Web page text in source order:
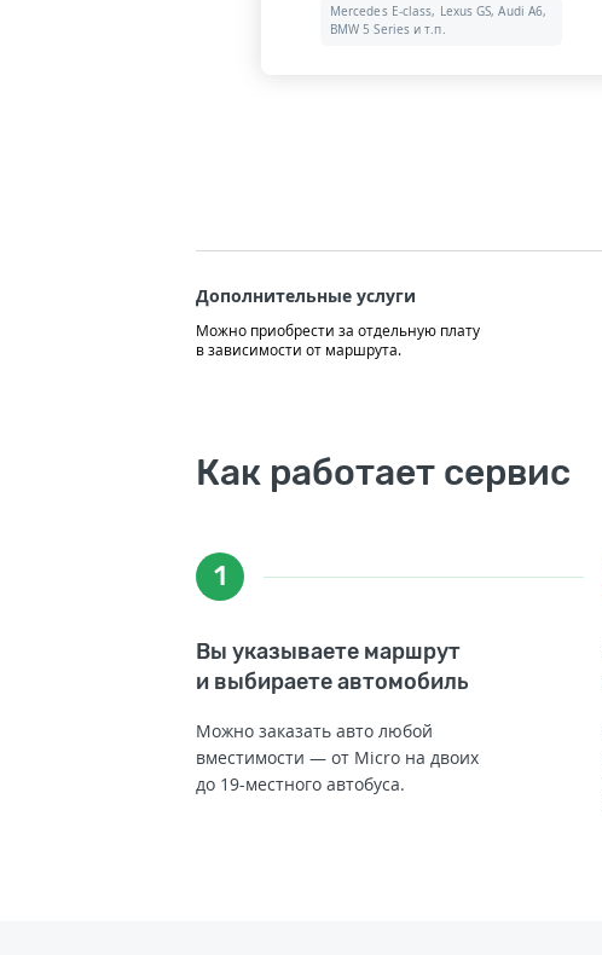
Mercedes E-class, Lexus GS, Audi A6,
BMW 5 Series и т.п.
Дополнительные услуги
Можно приобрести за отдельную плату
в зависимости от маршрута.
Как работает сервис
1
Вы указываете маршрут
и выбираете автомобиль
Можно заказать авто любой
вместимости — от Micro на двоих
до 19-местного автобуса.